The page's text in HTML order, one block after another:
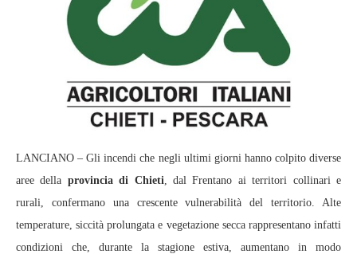
LANCIANO – Gli incendi che negli ultimi giorni hanno colpito diverse
aree della provincia di Chieti , dal Frentano ai territori collinari e
rurali, confermano una crescente vulnerabilità del territorio. Alte
temperature, siccità prolungata e vegetazione secca rappresentano infatti
condizioni che, durante la stagione estiva, aumentano in modo